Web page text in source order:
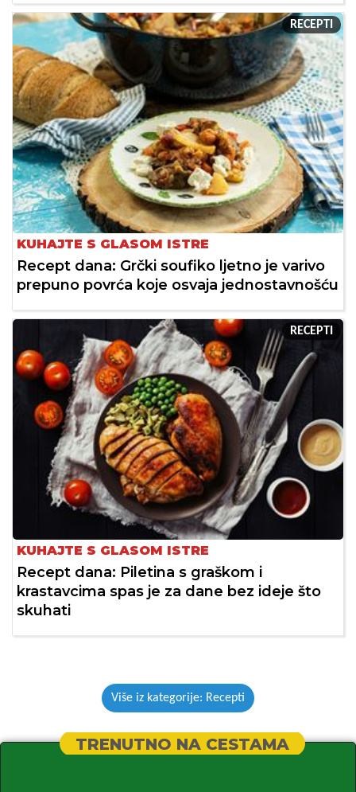
RECEPTI
KUHAJTE S GLASOM ISTRE
Recept dana: Grčki soufiko ljetno je varivo
prepuno povrća koje osvaja jednostavnošću
RECEPTI
KUHAJTE S GLASOM ISTRE
Recept dana: Piletina s graškom i
krastavcima spas je za dane bez ideje što
skuhati
Više iz kategorije: Recepti
TRENUTNO NA CESTAMA